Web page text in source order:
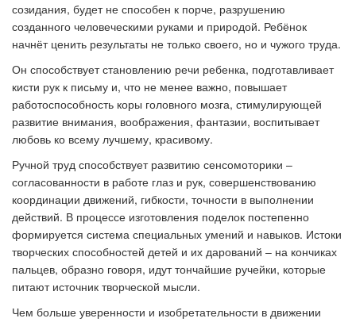
созидания, будет не способен к порче, разрушению
созданного человеческими руками и природой. Ребёнок
начнёт ценить результаты не только своего, но и чужого труда.
Он способствует становлению речи ребенка, подготавливает
кисти рук к письму и, что не менее важно, повышает
работоспособность коры головного мозга, стимулирующей
развитие внимания, воображения, фантазии, воспитывает
любовь ко всему лучшему, красивому.
Ручной труд способствует развитию сенсомоторики –
согласованности в работе глаз и рук, совершенствованию
координации движений, гибкости, точности в выполнении
действий. В процессе изготовления поделок постепенно
формируется система специальных умений и навыков. Истоки
творческих способностей детей и их дарований – на кончиках
пальцев, образно говоря, идут тончайшие ручейки, которые
питают источник творческой мысли.
Чем больше уверенности и изобретательности в движении